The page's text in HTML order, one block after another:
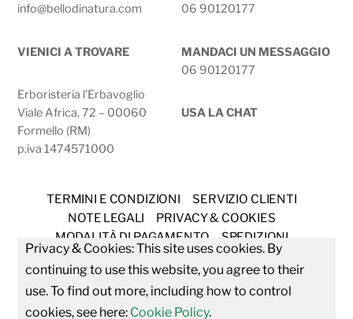
info@bellodinatura.com 06 90120177
VIENICI A TROVARE
Erboristeria l’Erbavoglio
Viale Africa, 72 – 00060
Formello (RM)
p.iva 1474571000
MANDACI UN MESSAGGIO
06 90120177
USA LA CHAT
TERMINI E CONDIZIONI
SERVIZIO CLIENTI
NOTE LEGALI
PRIVACY & COOKIES
MODALITÀ DI PAGAMENTO
SPEDIZIONI
DIRITTO DI RECESSO
CONSULENZA ERBORISTICA GRATUITA
Privacy & Cookies: This site uses cookies. By
continuing to use this website, you agree to their
use. To find out more, including how to control
cookies, see here: Cookie Policy.